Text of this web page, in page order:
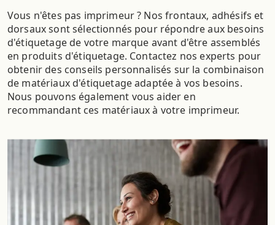
Vous n'êtes pas imprimeur ? Nos frontaux, adhésifs et
dorsaux sont sélectionnés pour répondre aux besoins
d'étiquetage de votre marque avant d'être assemblés
en produits d'étiquetage. Contactez nos experts pour
obtenir des conseils personnalisés sur la combinaison
de matériaux d'étiquetage adaptée à vos besoins.
Nous pouvons également vous aider en
recommandant ces matériaux à votre imprimeur.